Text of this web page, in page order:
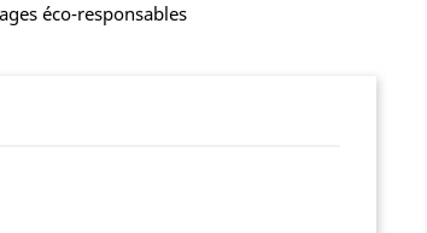
éco-responsables